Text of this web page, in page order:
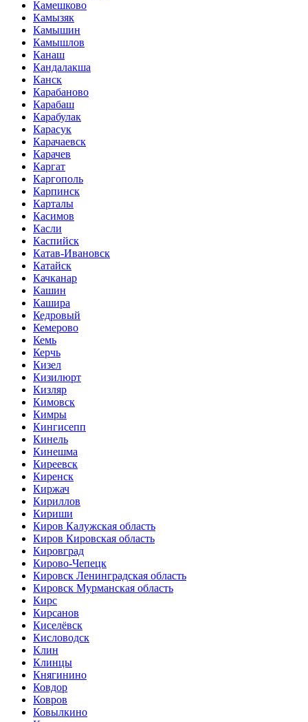
Камешково
Камызяк
Камышин
Камышлов
Канаш
Кандалакша
Канск
Карабаново
Карабаш
Карабулак
Карасук
Карачаевск
Карачев
Каргат
Каргополь
Карпинск
Карталы
Касимов
Касли
Каспийск
Катав-Ивановск
Катайск
Качканар
Кашин
Кашира
Кедровый
Кемерово
Кемь
Керчь
Кизел
Кизилюрт
Кизляр
Кимовск
Кимры
Кингисепп
Кинель
Кинешма
Киреевск
Киренск
Киржач
Кириллов
Кириши
Киров Калужская область
Киров Кировская область
Кировград
Кирово-Чепецк
Кировск Ленинградская область
Кировск Мурманская область
Кирс
Кирсанов
Киселёвск
Кисловодск
Клин
Клинцы
Княгинино
Ковдор
Ковров
Ковылкино